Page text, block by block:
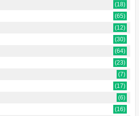
(18)
(65)
(12)
(30)
(64)
(23)
(7)
(17)
(6)
(16)